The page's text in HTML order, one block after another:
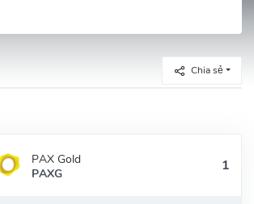
Chia sẻ
PAX Gold
PAXG